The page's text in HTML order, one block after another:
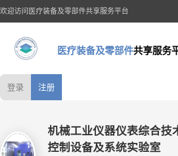
欢迎访问医疗装备及零部件共享服务平台
医疗装备及零部件共享服务
登录 注册
机械工业仪器仪表综合技
控制设备及系统实验室